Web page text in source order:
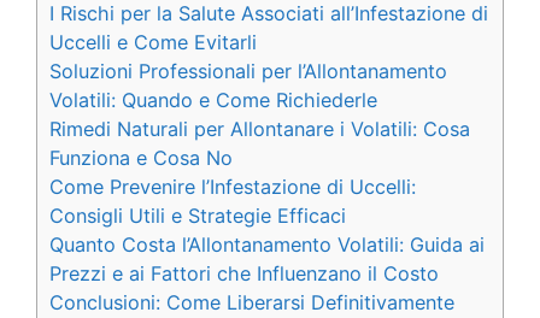
I Rischi per la Salute Associati all’Infestazione di
Uccelli e Come Evitarli
Soluzioni Professionali per l’Allontanamento
Volatili: Quando e Come Richiederle
Rimedi Naturali per Allontanare i Volatili: Cosa
Funziona e Cosa No
Come Prevenire l’Infestazione di Uccelli:
Consigli Utili e Strategie Efficaci
Quanto Costa l’Allontanamento Volatili: Guida ai
Prezzi e ai Fattori che Influenzano il Costo
Conclusioni: Come Liberarsi Definitivamente